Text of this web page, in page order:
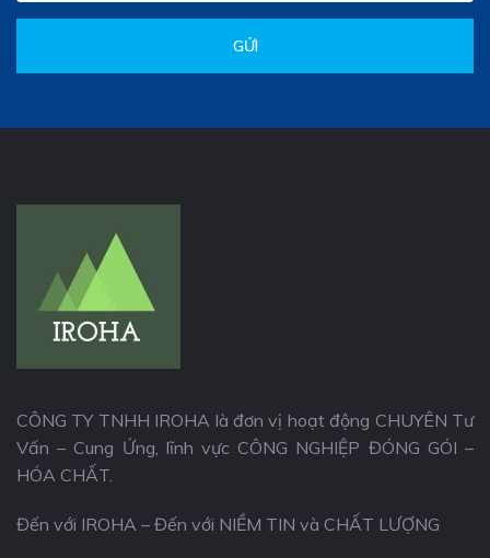
GỬI
CÔNG TY TNHH IROHA là đơn vị hoạt động CHUYÊN Tư
Vấn – Cung Ứng, lĩnh vực CÔNG NGHIỆP ĐÓNG GÓI –
HÓA CHẤT.
Đến với IROHA – Đến với NIỀM TIN và CHẤT LƯỢNG